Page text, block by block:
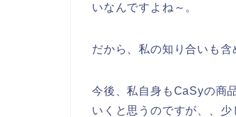
いなんですよね～。
だから、私の知り合いも
今後、私自身もCaSyの商
いくと思うのですが、、